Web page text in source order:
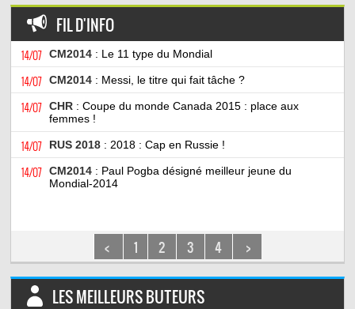
FIL D'INFO
14/07 CM2014 : Le 11 type du Mondial
14/07 CM2014 : Messi, le titre qui fait tâche ?
14/07 CHR : Coupe du monde Canada 2015 : place aux
femmes !
14/07 RUS 2018 : 2018 : Cap en Russie !
14/07 CM2014 : Paul Pogba désigné meilleur jeune du
Mondial-2014
< 1 2 3 4 >
LES MEILLEURS BUTEURS